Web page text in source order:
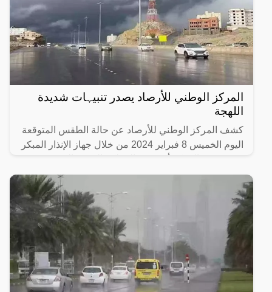
المركز الوطني للأرصاد یصدر تنبیہات شديدة
اللهجة
كشف المركز الوطني للأرصاد عن حالة الطقس المتوقعة
اليوم الخميس 8 فبراير 2024 من خلال جهاز الإنذار المبكر
حالة